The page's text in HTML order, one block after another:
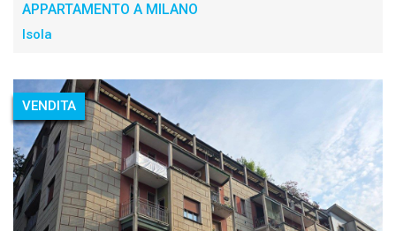
APPARTAMENTO A MILANO
Isola
VENDITA